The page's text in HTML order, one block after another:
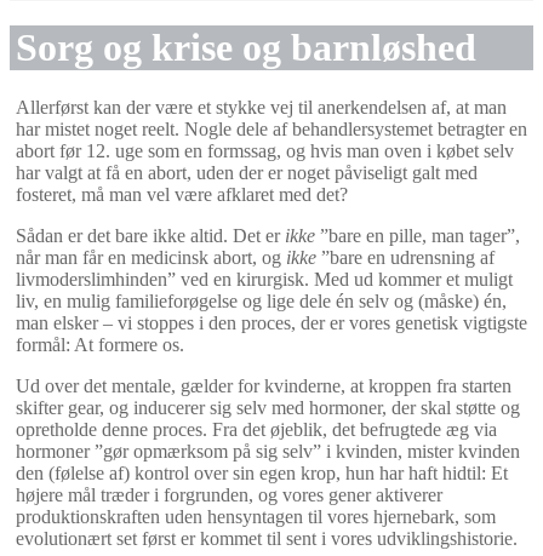
Sorg og krise og barnløshed
Allerførst kan der være et stykke vej til anerkendelsen af, at man
har mistet noget reelt. Nogle dele af behandlersystemet betragter en
abort før 12. uge som en formssag, og hvis man oven i købet selv
har valgt at få en abort, uden der er noget påviseligt galt med
fosteret, må man vel være afklaret med det?
Sådan er det bare ikke altid. Det er ikke ”bare en pille, man tager”,
når man får en medicinsk abort, og ikke ”bare en udrensning af
livmoderslimhinden” ved en kirurgisk. Med ud kommer et muligt
liv, en mulig familieforøgelse og lige dele én selv og (måske) én,
man elsker – vi stoppes i den proces, der er vores genetisk vigtigste
formål: At formere os.
Ud over det mentale, gælder for kvinderne, at kroppen fra starten
skifter gear, og inducerer sig selv med hormoner, der skal støtte og
opretholde denne proces. Fra det øjeblik, det befrugtede æg via
hormoner ”gør opmærksom på sig selv” i kvinden, mister kvinden
den (følelse af) kontrol over sin egen krop, hun har haft hidtil: Et
højere mål træder i forgrunden, og vores gener aktiverer
produktionskraften uden hensyntagen til vores hjernebark, som
evolutionært set først er kommet til sent i vores udviklingshistorie.